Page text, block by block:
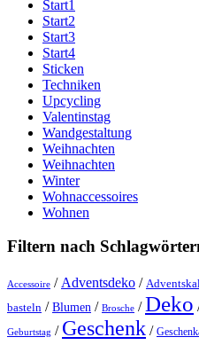
Start1
Start2
Start3
Start4
Sticken
Techniken
Upcycling
Valentinstag
Wandgestaltung
Weihnachten
Weihnachten
Winter
Wohnaccessoires
Wohnen
Filtern nach
Accessoire / Adventsdeko /
basteln /Blumen / Brosche /Deko
Geburtstag / Geschenk /